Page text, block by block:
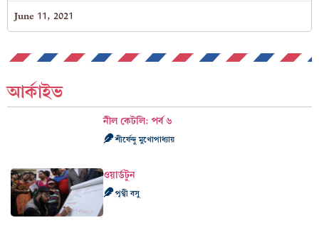
June 11, 2021
আর্কাইভ
নীল কেটলি: পর্ব ৬
শীর্ষেন্দু মুখোপাধ্যায়
ওয়ার্ডটুন
পৃথ্বী বসু